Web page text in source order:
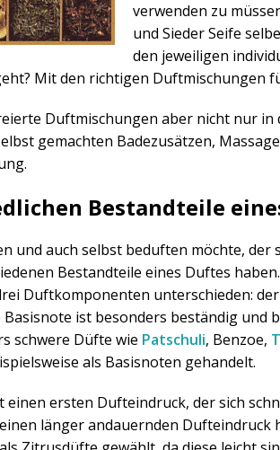
verwenden zu
und Sieder Seife
den jeweiligen
Mit den richtigen Duftmischungen
Duftmischungen aber nicht nur in
gemachten Badezusätzen,
Bestandteile
und auch selbst beduften möchte, der
Bestandteile eines Duftes
Duftkomponenten unterschieden: der
Basisnote ist besonders beständig und
schwere Düfte wie Patschuli, Benzoe,
als Basisnoten gehandelt.
ersten Dufteindruck, der sich
länger andauernden Dufteindruck